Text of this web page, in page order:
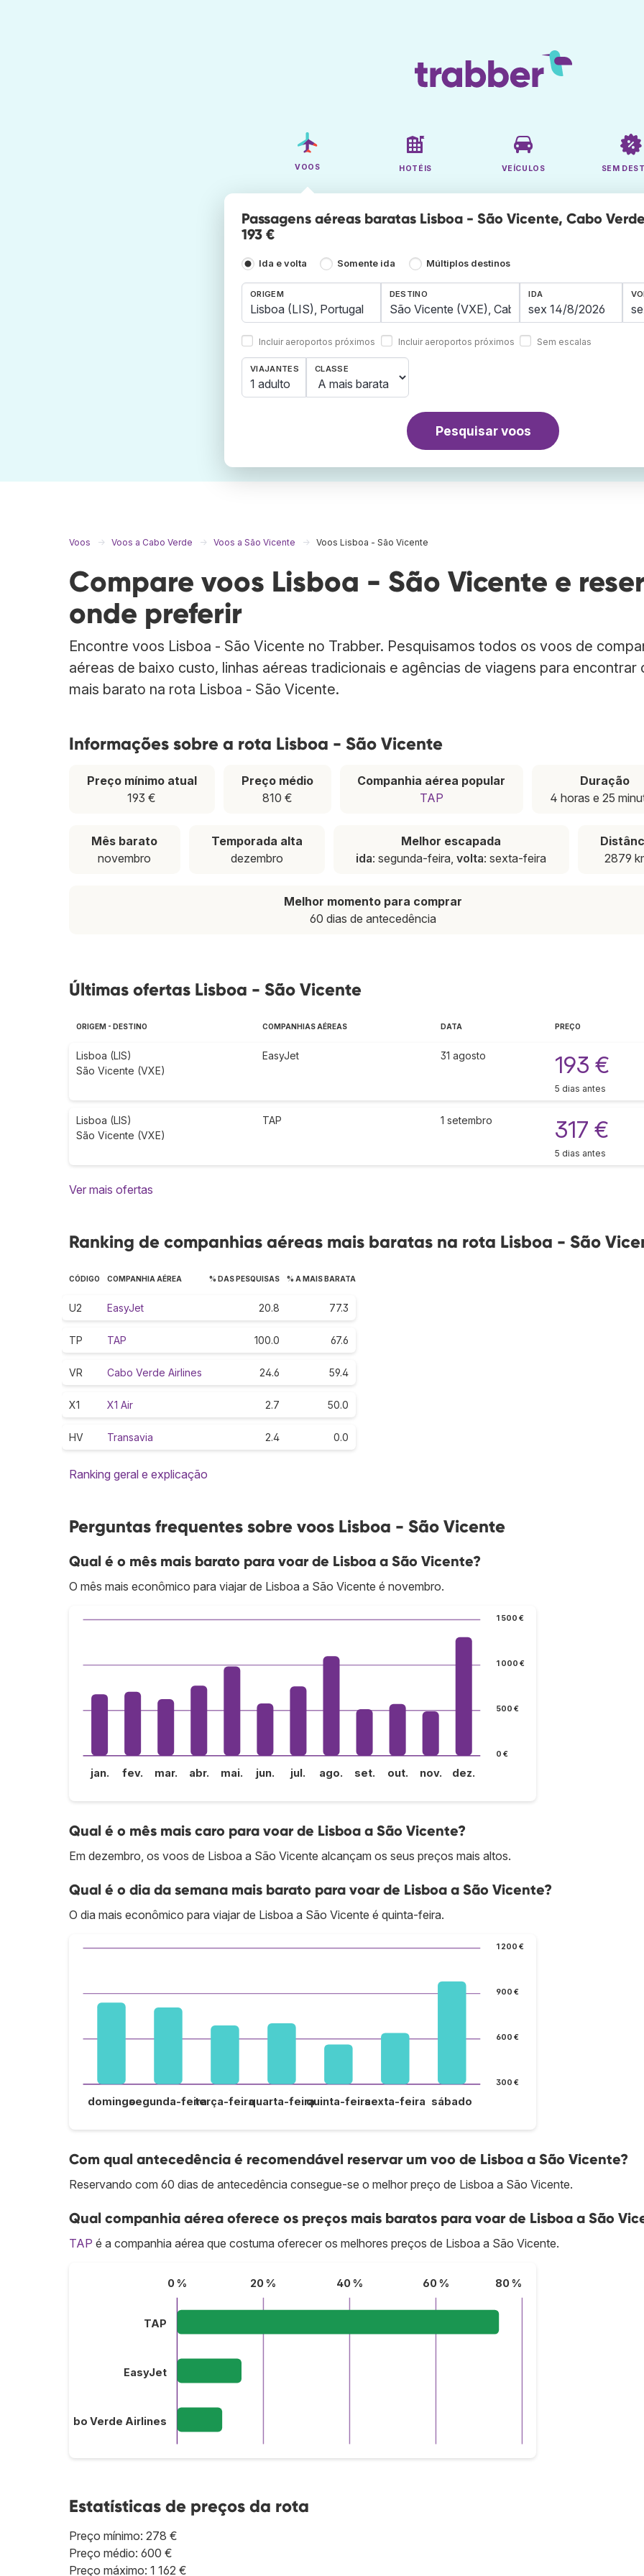
VOOS HOTÉIS VEÍCULOS SEM
Passagens aéreas baratas Lisboa - São Vicente, Cabo
193 €
Ida e volta Somente ida Múltiplos destinos
ORIGEM
Incluir aeroportos próximos
DESTINO
Incluir aeroportos próximos
IDA
Sem escalas
VIAJANTES
1 adulto
CLASSE
Pesquisar voos
Voos Voos a Cabo Verde Voos a São Vicente Voos Lisboa - São Vicente
Compare voos Lisboa - São Vicente e
onde preferir
Encontre voos Lisboa - São Vicente no Trabber. Pesquisamos todos os voos de
aéreas de baixo custo, linhas aéreas tradicionais e agências de viagens para encontrar
mais barato na rota Lisboa - São Vicente.
Informações sobre a rota Lisboa - São Vicente
Preço mínimo atual
193 €
Preço médio
810 €
Companhia aérea popular
TAP
Duração
4 horas e 25
Mês barato
novembro
Temporada alta
dezembro
Melhor escapada
ida: segunda-feira,volta: sexta-feira
2879
Melhor momento para comprar
60 dias de antecedência
Últimas ofertas Lisboa - São Vicente
ORIGEM - DESTINO COMPANHIAS AÉREAS DATA PREÇO
Lisboa (LIS)
São Vicente (VXE)
EasyJet 31 agosto 193 €
5 dias antes
Lisboa (LIS)
São Vicente (VXE)
TAP 1 setembro 317 €
5 dias antes
Ver mais ofertas
Ranking de companhias aéreas mais baratas na rota Lisboa - São
CÓDIGO COMPANHIA AÉREA % DAS PESQUISAS % A MAIS BARATA
U2 EasyJet 20.8 77.3
TP TAP 100.0 67.6
VR Cabo Verde Airlines 24.6 59.4
X1 X1 Air 2.7 50.0
HV Transavia 2.4 0.0
Ranking geral e explicação
Perguntas frequentes sobre voos Lisboa - São Vicente
Qual é o mês mais barato para voar de Lisboa a São Vicente?
O mês mais econômico para viajar de Lisboa a São Vicente é novembro.
0 €
500 €
1 000 €
1 500 €
jan. fev. mar. abr. mai. jun. jul. ago. set. out. nov. dez.
Qual é o mês mais caro para voar de Lisboa a São Vicente?
Em dezembro, os voos de Lisboa a São Vicente alcançam os seus preços mais altos.
Qual é o dia da semana mais barato para voar de Lisboa a São Vicente?
O dia mais econômico para viajar de Lisboa a São Vicente é quinta-feira.
300 €
600 €
900 €
1 200 €
domingosegunda-feiraterça-feiraquarta-feiraquinta-feirasexta-feira sábado
Com qual antecedência é recomendável reservar um voo de Lisboa a São Vicente?
Reservando com 60 dias de antecedência consegue-se o melhor preço de Lisboa a São Vicente.
Qual companhia aérea oferece os preços mais baratos para voar de Lisboa a São
TAP é a companhia aérea que costuma oferecer os melhores preços de Lisboa a São Vicente.
0 % 20 % 40 % 60 % 80 %
TAP
EasyJet
Cabo Verde Airlines
Estatísticas de preços da rota
Preço mínimo: 278 €
Preço médio: 600 €
Preço máximo: 1 162 €